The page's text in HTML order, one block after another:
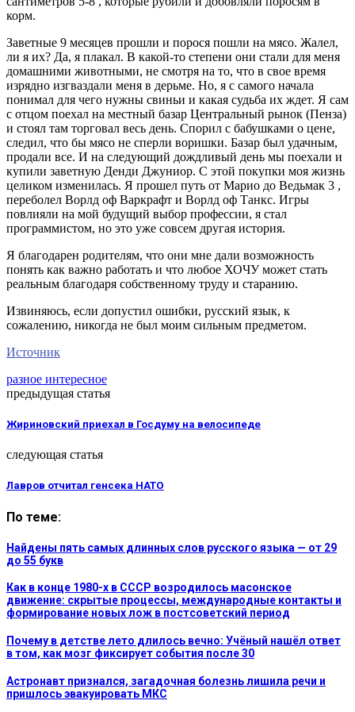
корм.
Заветные 9 месяцев прошли и порося пошли на мясо. Жалел,
ли я их? Да, я плакал. В какой-то степени они стали для меня
домашними животными, не смотря на то, что в свое время
изрядно изгваздали меня в дерьме. Но, я с самого начала
понимал для чего нужны свиньи и какая судьба их ждет. Я сам
с отцом поехал на местный базар Центральный рынок (Пенза)
и стоял там торговал весь день. Спорил с бабушками о цене,
следил, что бы мясо не сперли воришки. Базар был удачным,
продали все. И на следующий дождливый день мы поехали и
купили заветную Денди Джуниор. С этой покупки моя жизнь
целиком изменилась. Я прошел путь от Марио до Ведьмак 3 ,
переболел Ворлд оф Варкрафт и Ворлд оф Танкс. Игры
повлияли на мой будущий выбор профессии, я стал
программистом, но это уже совсем другая история.
Я благодарен родителям, что они мне дали возможность
понять как важно работать и что любое ХОЧУ может стать
реальным благодаря собственному труду и старанию.
Извиняюсь, если допустил ошибки, русский язык, к
сожалению, никогда не был моим сильным предметом.
Источник
разное интересное
предыдущая статья
Жириновский приехал в Госдуму на велосипеде
следующая статья
Лавров отчитал генсека НАТО
По теме:
Найдены пять самых длинных слов русского языка — от 29
до 55 букв
Как в конце 1980-х в СССР возродилось масонское
движение: скрытые процессы, международные контакты и
формирование новых лож в постсоветский период
Почему в детстве лето длилось вечно: Учёный нашёл ответ
в том, как мозг фиксирует события после 30
Астронавт признался, загадочная болезнь лишила речи и
пришлось эвакуировать МКС